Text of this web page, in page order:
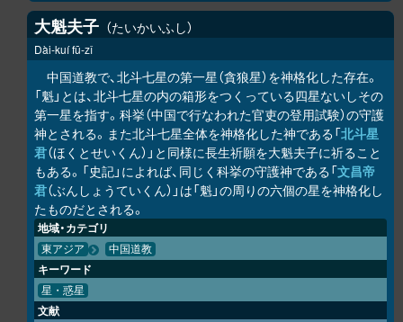
大魁夫子 たいかいふし
Dài-kuí fū-zǐ
中国道教で、北斗七星の第一星（貪狼星）を神格化した存在。
「魁」とは、北斗七星の内の箱形をつくっている四星ないしその
第一星を指す。科挙（中国で行なわれた官吏の登用試験）の守護
神とされる。また北斗七星全体を神格化した神である「北斗星
君（ほくとせいくん）」と同様に長生祈願を大魁夫子に祈ること
もある。「史記」によれば、同じく科挙の守護神である「文昌帝
君（ぶんしょうていくん）」は「魁」の周りの六個の星を神格化し
たものだとされる。
地域・カテゴリ
東アジア 中国道教
キーワード
星・惑星
文献